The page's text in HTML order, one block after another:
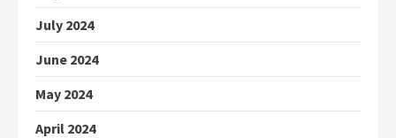
July 2024
June 2024
May 2024
April 2024